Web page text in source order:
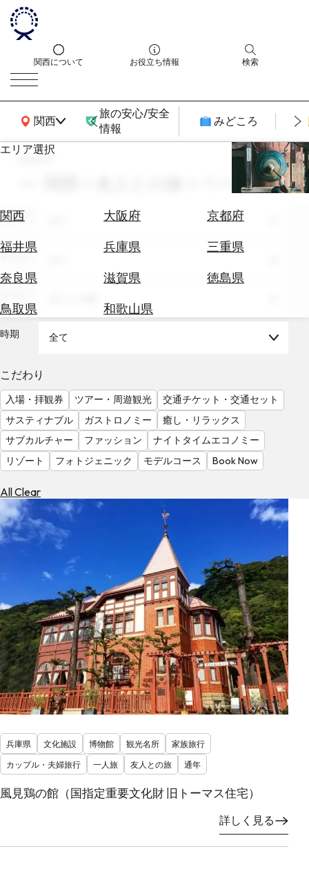
関西について お役立ち情報 検索
関西
関西広域MAP
旅の安心/安全
情報
みどころ
エリア選択
関西 大阪府
京都府
福井県
兵庫県
三重県
奈良県
滋賀県
徳島県
鳥取県
和歌山県
エ
券
テ
を
調
べ
る
天
気
を
見
る
search
関西 × 友人との旅 × ページ：2
エリア
テーマ
時期 全て
こだわり
入場・拝観券 ツアー・周遊観光
交通チケット・交通セット
サスティナブル
ガストロノミー
癒し・リラックス
サブカルチャー
ファッション
ナイトタイムエコノミー
リゾート
フォトジェニック モデルコース Book Now
All Clear
兵庫県 文化施設 博物館 観光名所
家族旅行
カップル・夫婦旅行
一人旅 友人との旅 通年
風見鶏の館（国指定重要文化財 旧トーマス住宅）
詳しく見る